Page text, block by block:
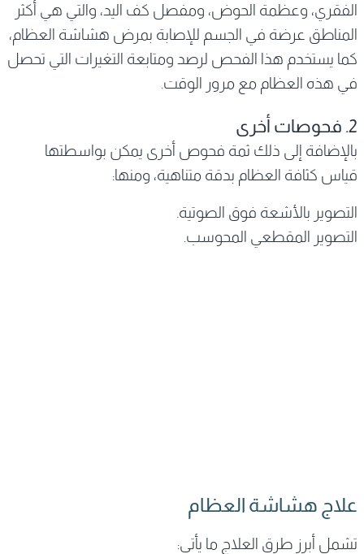
الفقري، وعظمة الحوض، ومفصل كف اليد، والتي هي أكثر
المناطق عرضة في الجسم للإصابة بمرض هشاشة العظام،
كما يستخدم هذا الفحص لرصد ومتابعة التغيرات التي تحصل
في هذه العظام مع مرور الوقت.
2. فحوصات أخرى
بالإضافة إلى ذلك ثمة فحوص أخرى يمكن بواسطتها
قياس كثافة العظام بدقة متناهية، ومنها:
التصوير بالأشعة فوق الصوتية.
التصوير المقطعي المحوسب.
علاج هشاشة العظام
تشمل أبرز طرق العلاج ما يأتي: